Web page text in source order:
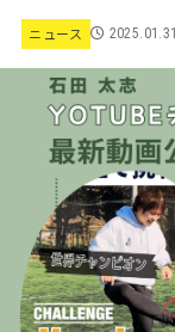
ニュース 2025.01.31